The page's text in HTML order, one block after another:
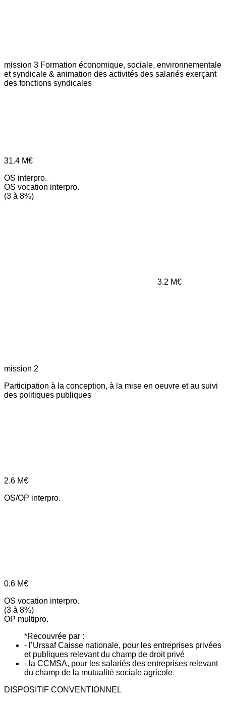
mission 3 Formation économique, sociale, environnementale
et syndicale & animation des activités des salariés exerçant
des fonctions syndicales
31.4 M€
OS interpro.
OS vocation interpro.
(3 à 8%)
3.2 M€
mission 2
Participation à la conception, à la mise en oeuvre et au suivi
des politiques publiques
2.6 M€
OS/OP interpro.
0.6 M€
OS vocation interpro.
(3 à 8%)
OP multipro.
*Recouvrée par :
- l’Urssaf Caisse nationale, pour les entreprises privées
et publiques relevant du champ de droit privé
- la CCMSA, pour les salariés des entreprises relevant
du champ de la mutualité sociale agricole
DISPOSITIF CONVENTIONNEL